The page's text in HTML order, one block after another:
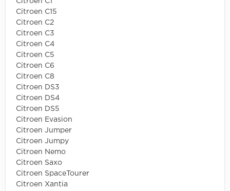
Citroen C15
Citroen C2
Citroen C3
Citroen C4
Citroen C5
Citroen C6
Citroen C8
Citroen DS3
Citroen DS4
Citroen DS5
Citroen Evasion
Citroen Jumper
Citroen Jumpy
Citroen Nemo
Citroen Saxo
Citroen SpaceTourer
Citroen Xantia